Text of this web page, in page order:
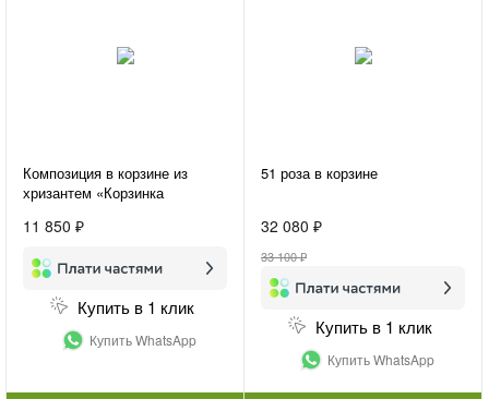
Композиция в корзине из
хризантем «Корзинка
11 850 ₽
Купить в 1 клик
Купить WhatsApp
51 роза в корзине
32 080 ₽
33 100 ₽
Купить в 1 клик
Купить WhatsApp